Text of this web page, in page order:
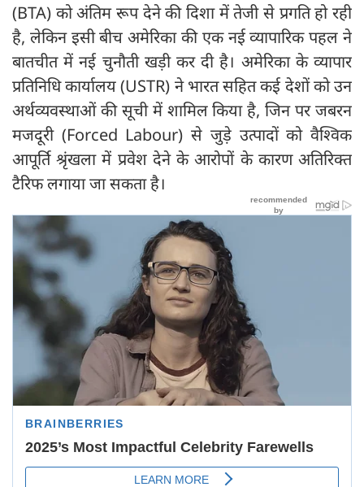
(BTA) को अंतिम रूप देने की दिशा में तेजी से प्रगति हो रही
है, लेकिन इसी बीच अमेरिका की एक नई व्यापारिक पहल ने
बातचीत में नई चुनौती खड़ी कर दी है। अमेरिका के व्यापार
प्रतिनिधि कार्यालय (USTR) ने भारत सहित कई देशों को उन
अर्थव्यवस्थाओं की सूची में शामिल किया है, जिन पर जबरन
मजदूरी (Forced Labour) से जुड़े उत्पादों को वैश्विक
आपूर्ति श्रृंखला में प्रवेश देने के आरोपों के कारण अतिरिक्त
टैरिफ लगाया जा सकता है।